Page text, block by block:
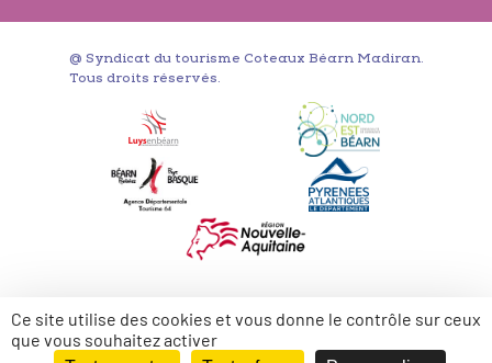
Ce site utilise des cookies et vous donne le contrôle sur ceux
que vous souhaitez activer
@ Syndicat du tourisme Coteaux Béarn Madiran.
Tous droits réservés.